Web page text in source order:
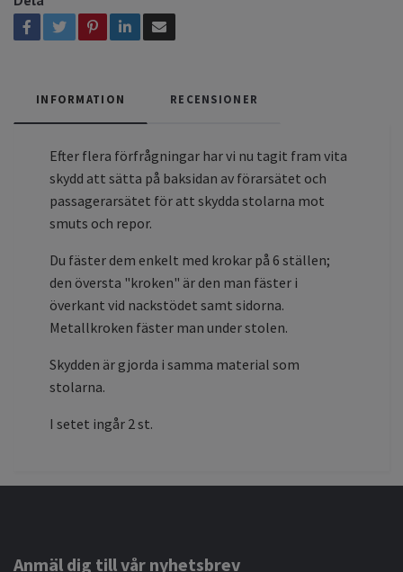
INFORMATION RECENSIONER
Efter flera förfrågningar har vi nu tagit fram vita
skydd att sätta på baksidan av förarsätet och
passagerarsätet för att skydda stolarna mot
smuts och repor.
Du fäster dem enkelt med krokar på 6 ställen;
den översta "kroken" är den man fäster i
överkant vid nackstödet samt sidorna.
Metallkroken fäster man under stolen.
Skydden är gjorda i samma material som
stolarna.
I setet ingår 2 st.
Anmäl dig till vår nyhetsbrev